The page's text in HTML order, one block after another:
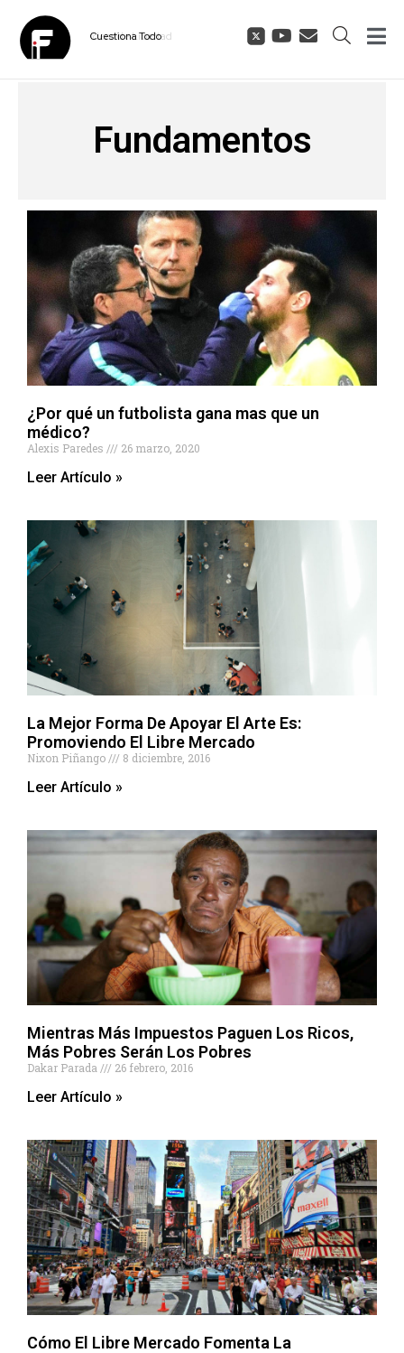
CuestionaTodo
Fundamentos
¿Por qué un futbolista gana mas que un
médico?
Alexis Paredes 26 marzo, 2020
Leer Artículo »
La Mejor Forma De Apoyar El Arte Es:
Promoviendo El Libre Mercado
Nixon Piñango 8 diciembre, 2016
Leer Artículo »
Mientras Más Impuestos Paguen Los Ricos,
Más Pobres Serán Los Pobres
Dakar Parada 26 febrero, 2016
Leer Artículo »
Cómo El Libre Mercado Fomenta La